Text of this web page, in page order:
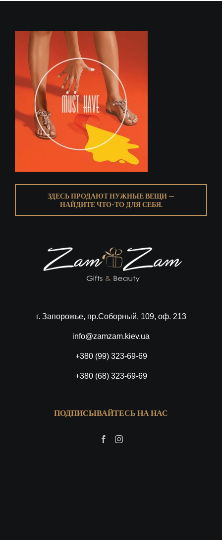
ЗДЕСЬ ПРОДАЮТ НУЖНЫЕ ВЕЩИ —
НАЙДИТЕ ЧТО-ТО ДЛЯ СЕБЯ.
г. Запорожье, пр.Соборный, 109, оф. 213
info@zamzam.kiev.ua
+380 (99) 323-69-69
+380 (68) 323-69-69
ПОДПИСЫВАЙТЕСЬ НА НАС